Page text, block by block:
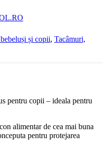
și copii, Tacâmuri,
pentru copii – ideala pentru
alimentar de cea mai buna
pentru protejarea